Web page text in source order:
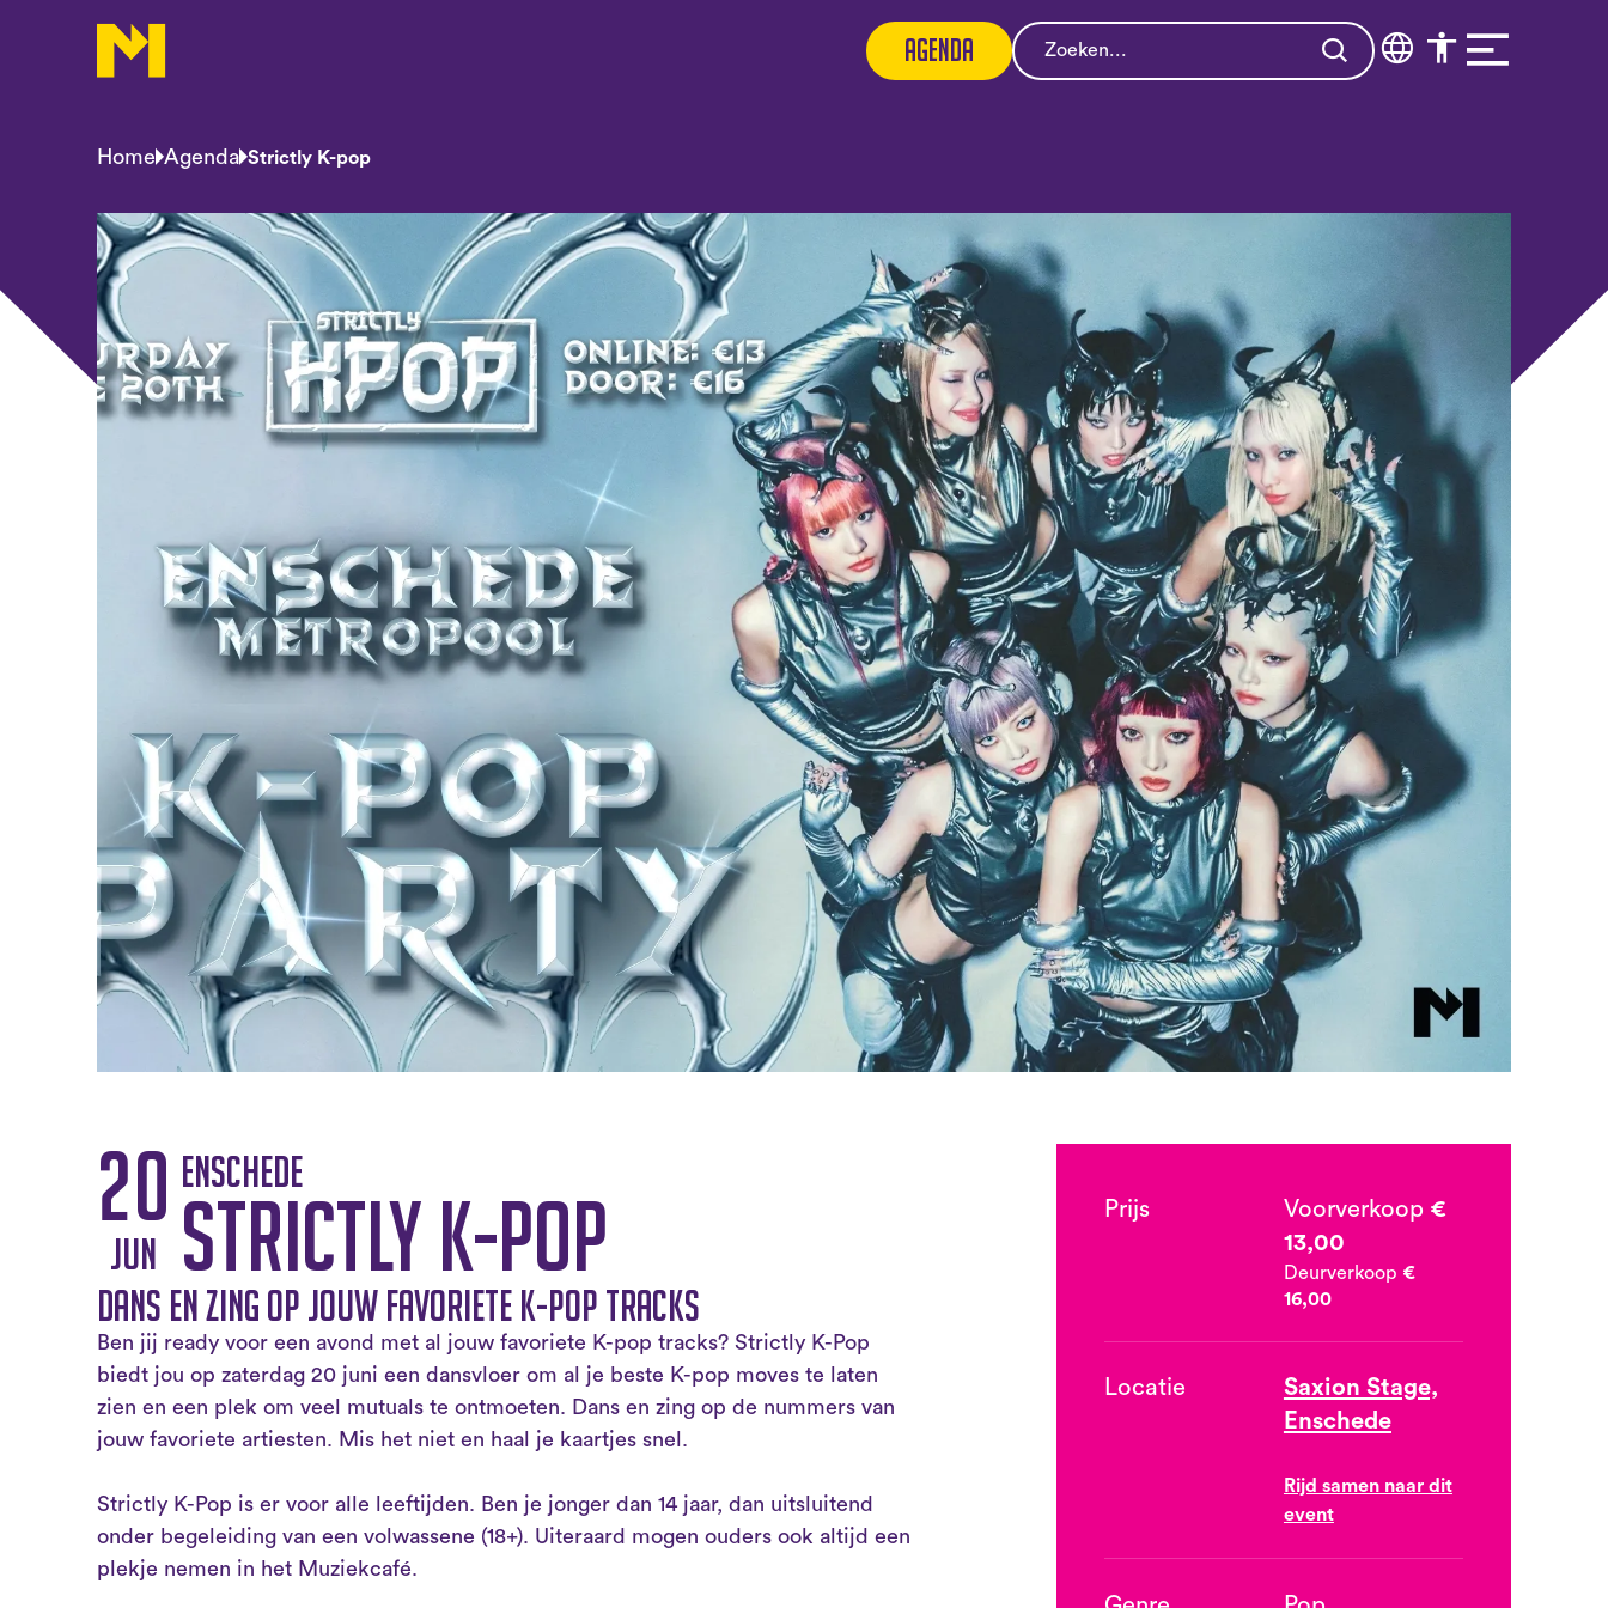
Agenda
Home Agenda Strictly K-pop
20
jun
Enschede
Strictly K-pop
Dans en zing op jouw favoriete K-pop tracks
Ben jij ready voor een avond met al jouw favoriete K-pop tracks? Strictly K-Pop
biedt jou op zaterdag 20 juni een dansvloer om al je beste K-pop moves te laten
zien en een plek om veel mutuals te ontmoeten. Dans en zing op de nummers van
jouw favoriete artiesten. Mis het niet en haal je kaartjes snel.
Strictly K-Pop is er voor alle leeftijden. Ben je jonger dan 14 jaar, dan uitsluitend
onder begeleiding van een volwassene (18+). Uiteraard mogen ouders ook altijd een
plekje nemen in het Muziekcafé.
Prijs Voorverkoop €
13,00
Deurverkoop €
16,00
Locatie
Saxion Stage,
Enschede
Rijd samen naar dit
event